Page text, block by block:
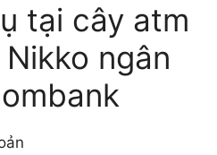
tại cây atm
ngân